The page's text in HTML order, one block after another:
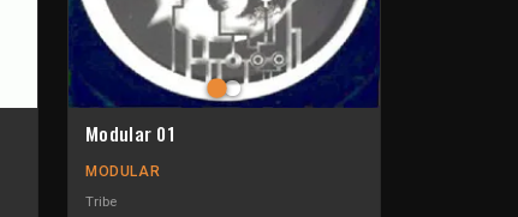
Modular 01
MODULAR
Tribe